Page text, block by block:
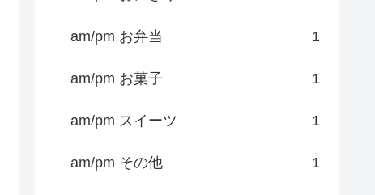
am/pm お弁当 1
am/pm お菓子 1
am/pm スイーツ 1
am/pm その他 1